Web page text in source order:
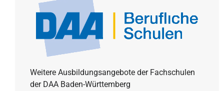
Weitere Ausbildungsangebote der Fachschulen
der DAA Baden-Württemberg